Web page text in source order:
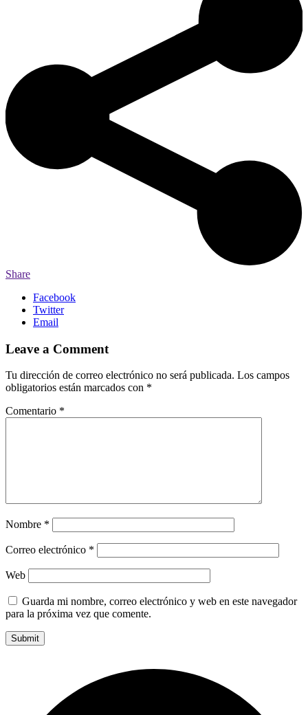
Share
Facebook
Twitter
Email
Leave a Comment
Tu dirección de correo electrónico no será publicada. Los campos
obligatorios están marcados con *
Comentario *
Nombre *
Correo electrónico *
Web
Guarda mi nombre, correo electrónico y web en este navegador
para la próxima vez que comente.